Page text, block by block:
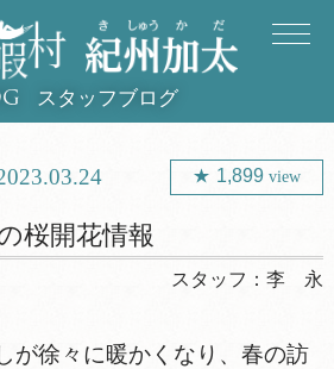
スタッフブログ
1,899view
桜開花情報
スタッフ：李 永
が徐々に暖かくなり、春の訪